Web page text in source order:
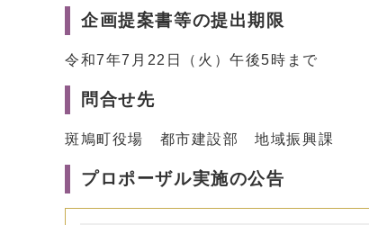
企画提案書等の提出期限
令和7年7月22日（火）午後5時まで
問合せ先
斑鳩町役場 都市建設部 地域振興課
プロポーザル実施の公告